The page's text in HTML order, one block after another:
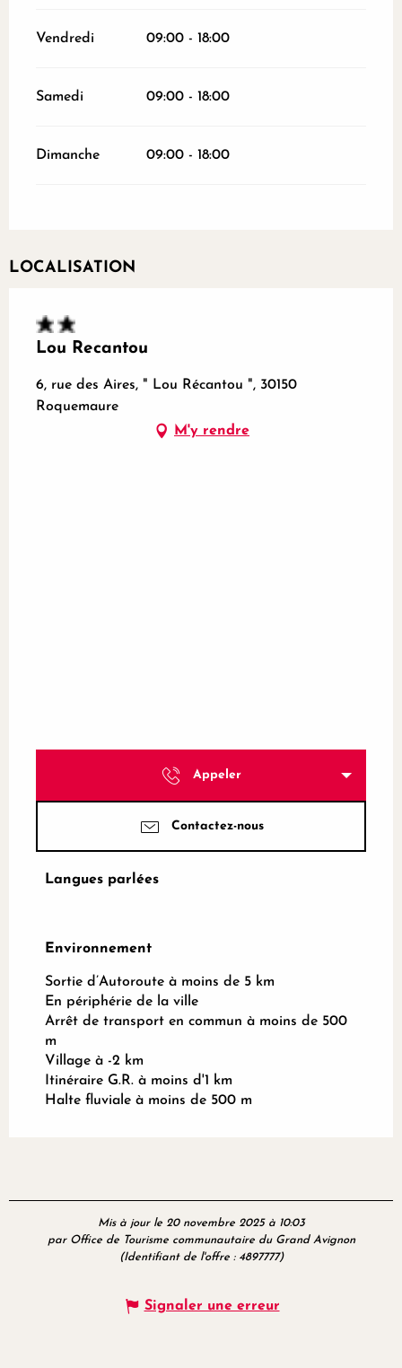
Vendredi 09:00 - 18:00
Samedi 09:00 - 18:00
Dimanche 09:00 - 18:00
LOCALISATION
Lou Recantou
6, rue des Aires, " Lou Récantou ", 30150
Roquemaure
M'y rendre
Appeler
Contactez-nous
Langues parlées
Langues parlées
Environnement
Environnement
Sortie d’Autoroute à moins de 5 km
En périphérie de la ville
Arrêt de transport en commun à moins de 500
m
Village à -2 km
Itinéraire G.R. à moins d'1 km
Halte fluviale à moins de 500 m
Mis à jour le 20 novembre 2025 à 10:03
par Office de Tourisme communautaire du Grand Avignon
(Identifiant de l'offre : 4897777)
Signaler une erreur